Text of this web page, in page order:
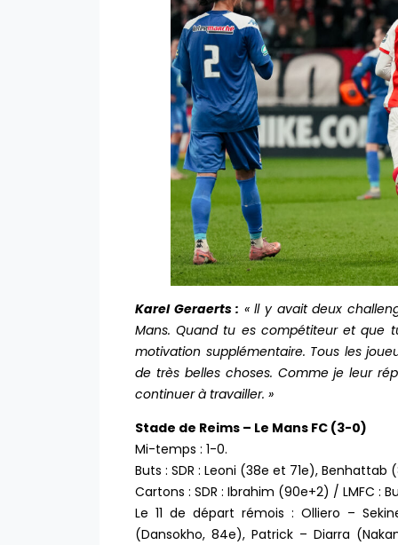
Karel Geraerts : « ll y avait deux
Mans. Quand tu es compétiteur et que
motivation supplémentaire. Tous les
de très belles choses. Comme je leur
continuer à travailler. »
Stade de Reims – Le Mans FC (3-0)
Mi-temps : 1-0.
Buts : SDR : Leoni (38e et 71e), Benhattab
Cartons : SDR : Ibrahim (90e+2) / LMFC :
Le 11 de départ rémois : Olliero –
(Dansokho, 84e), Patrick – Diarra